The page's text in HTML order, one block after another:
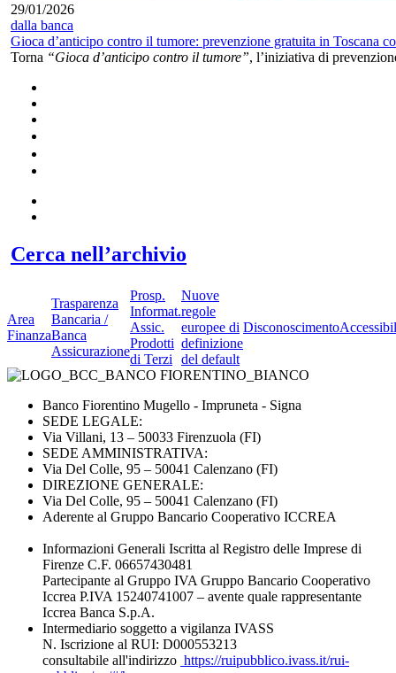
29/01/2026
dalla banca
Gioca d’anticipo contro il tumore: prevenzione gratuita in Toscana
Torna “Gioca d’anticipo contro il tumore”, l’iniziativa di
Cerca nell’archivio
Area
Finanza
Trasparenza
Bancaria /
Banca
Assicurazione
Prosp.
Informat.
Assic.
Prodotti
di Terzi
Nuove
regole
europee di
definizione
del default
Disconoscimento
Banco Fiorentino Mugello - Impruneta - Signa
SEDE LEGALE:
Via Villani, 13 – 50033 Firenzuola (FI)
SEDE AMMINISTRATIVA:
Via Del Colle, 95 – 50041 Calenzano (FI)
DIREZIONE GENERALE:
Via Del Colle, 95 – 50041 Calenzano (FI)
Aderente al Gruppo Bancario Cooperativo ICCREA
Informazioni Generali Iscritta al Registro delle Imprese di
Firenze C.F. 06657430481
Partecipante al Gruppo IVA Gruppo Bancario Cooperativo
Iccrea P.IVA 15240741007 – avente quale rappresentante
Iccrea Banca S.p.A.
Intermediario soggetto a vigilanza IVASS
N. Iscrizione al RUI: D000553213
consultabile all'indirizzo https://ruipubblico.ivass.it/rui-